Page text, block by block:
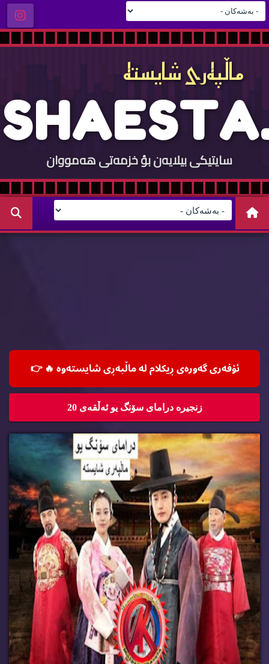
ماڵپه‌ری شایسته‌
SHAESTA.
COM
سایتيكی بيلایه‌ن بؤ خزمه‌تی هه‌مووان
ئۆفه‌ری گه‌وره‌ی ڕیكلام له‌ ماڵپه‌ڕی شایسته‌وه‌ 🔥👉
زنجیره‌ درامای سۆنگ یو ئه‌ڵقه‌ی 20